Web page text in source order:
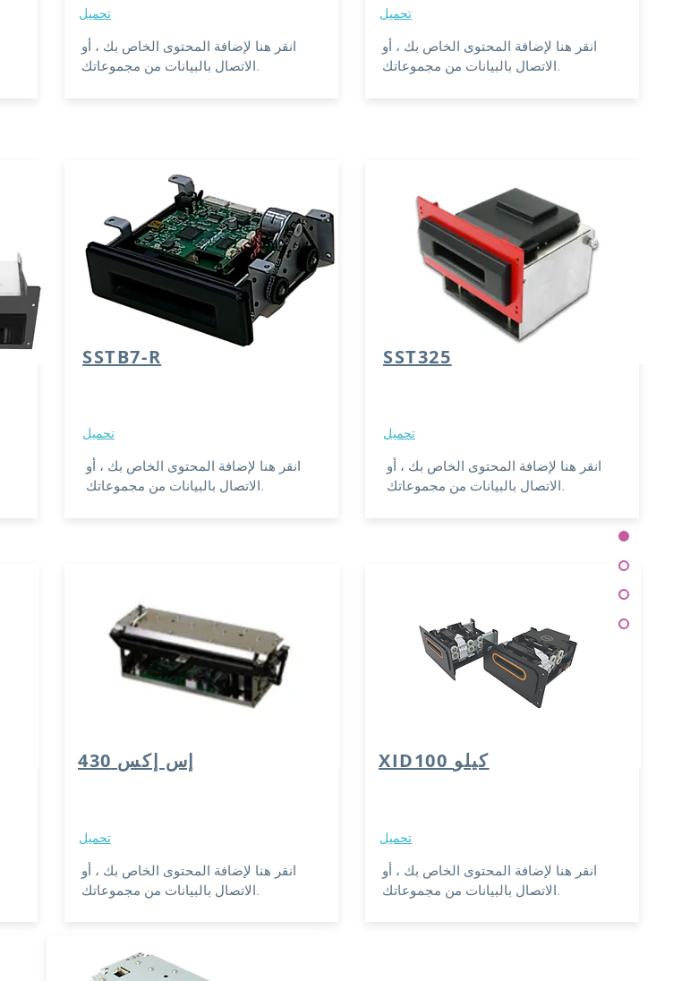
تحميل
انقر هنا لإضافة المحتوى الخاص بك ، أو
الاتصال بالبيانات من مجموعاتك.
تحميل
انقر هنا لإضافة المحتوى الخاص بك ، أو
الاتصال بالبيانات من مجموعاتك.
SSTB7-R
تحميل
انقر هنا لإضافة المحتوى الخاص بك ، أو
الاتصال بالبيانات من مجموعاتك.
SST325
تحميل
انقر هنا لإضافة المحتوى الخاص بك ، أو
الاتصال بالبيانات من مجموعاتك.
إس إكس 430
تحميل
انقر هنا لإضافة المحتوى الخاص بك ، أو
الاتصال بالبيانات من مجموعاتك.
XID100 كيلو
تحميل
انقر هنا لإضافة المحتوى الخاص بك ، أو
الاتصال بالبيانات من مجموعاتك.